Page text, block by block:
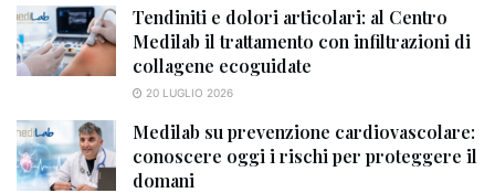
Tendiniti e dolori articolari: al Centro
Medilab il trattamento con infiltrazioni di
collagene ecoguidate
20 LUGLIO 2026
Medilab su prevenzione cardiovascolare:
conoscere oggi i rischi per proteggere il
domani